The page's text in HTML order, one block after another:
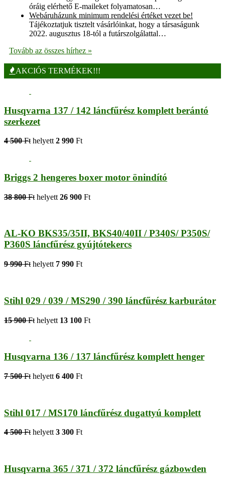
óráig elérhető E-maileket folyamatosan…
Webáruházunk minimum rendelési értéket vezet be!
Tájékoztatjuk tisztelt vásárlóinkat, hogy a társaságunk
2022. augusztus 18-tól a futárszolgálattal…
Tovább az összes hírhez »
AKCIÓS TERMÉKEK!!!
Husqvarna 137 / 142 láncfűrész komplett berántó
szerkezet
4 500 Ft helyett 2 990 Ft
Briggs 2 hengeres boxer motor önindító
38 800 Ft helyett 26 900 Ft
AL-KO BKS35/35II, BKS40/40II / P340S/ P350S/
P360S láncfűrész gyújtótekercs
9 990 Ft helyett 7 990 Ft
Stihl 029 / 039 / MS290 / 390 láncfűrész karburátor
15 900 Ft helyett 13 100 Ft
Husqvarna 136 / 137 láncfűrész komplett henger
7 500 Ft helyett 6 400 Ft
Stihl 017 / MS170 láncfűrész dugattyú komplett
4 500 Fthelyett3 300 Ft
Husqvarna 365 / 371 / 372 láncfűrész gázbowden